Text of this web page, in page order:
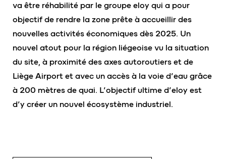
va être réhabilité par le groupe eloy qui a pour
objectif de rendre la zone prête à accueillir des
nouvelles activités économiques dès 2025. Un
nouvel atout pour la région liégeoise vu la situation
du site, à proximité des axes autoroutiers et de
Liège Airport et avec un accès à la voie d’eau grâce
à 200 mètres de quai. L’objectif ultime d’eloy est
d’y créer un nouvel écosystème industriel.